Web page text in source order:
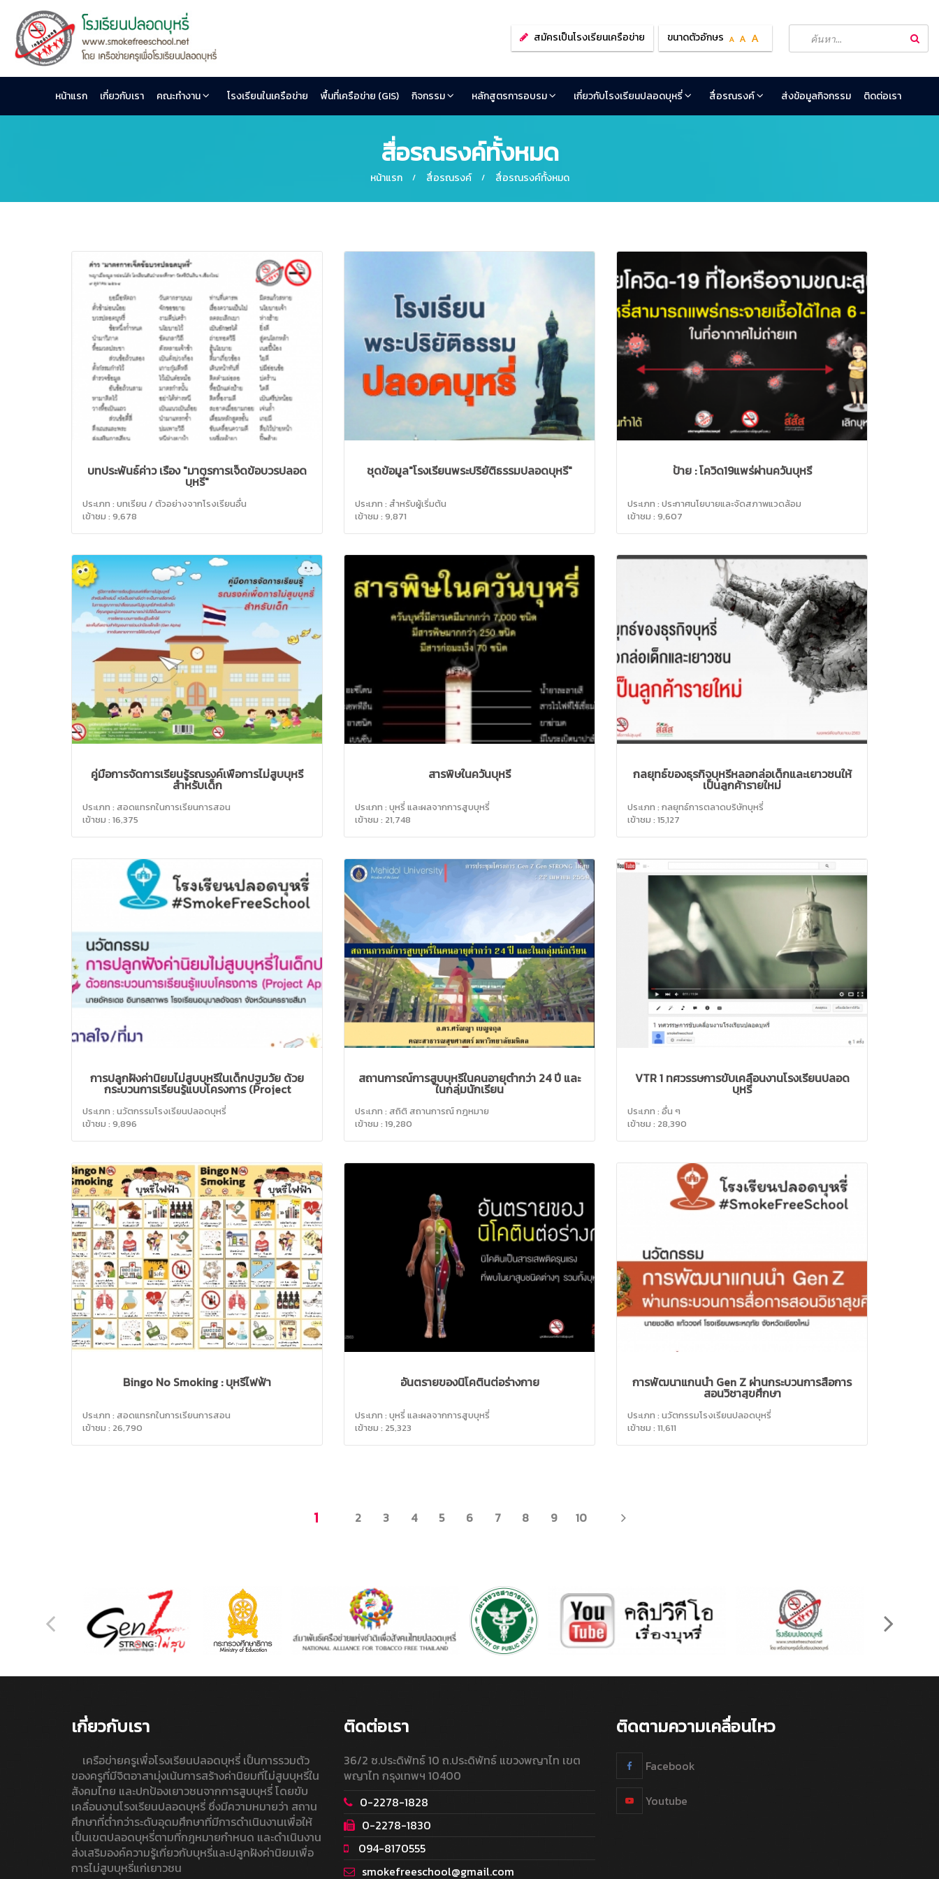
ขนาดตัวอักษร
สมัครเป็นโรงเรียนเครือข่าย
หน้าแรก เกี่ยวกับเรา คณะทำงาน โรงเรียนในเครือข่าย พื้นที่เครือข่าย (GIS) กิจกรรม หลักสูตรการอบรม เกี่ยวกับโรงเรียนปลอดบุหรี่ สื่อรณรงค์ ส่งข้อมูลกิจกรรม ติดต่อเรา
สื่อรณรงค์ทั้งหมด
หน้าแรก สื่อรณรงค์ สื่อรณรงค์ทั้งหมด
บทประพันธ์ค่าว เรื่อง "มาตรการเจ็ดข้อบวรปลอด
บุหรี่"
ประเภท : บทเรียน / ตัวอย่างจากโรงเรียนอื่น
เข้าชม : 9,678
ชุดข้อมูล"โรงเรียนพระปริยัติธรรมปลอดบุหรี่"
ประเภท : สำหรับผู้เริ่มต้น
เข้าชม : 9,871
ป้าย : โควิด19แพร่ผ่านควันบุหรี่
ประเภท : ประกาศนโยบายและจัดสภาพแวดล้อม
เข้าชม : 9,607
คู่มือการจัดการเรียนรู้รณรงค์เพื่อการไม่สูบบุหรี่
สำหรับเด็ก
ประเภท : สอดแทรกในการเรียนการสอน
เข้าชม : 16,375
สารพิษในควันบุหรี่
ประเภท : บุหรี่ และผลจากการสูบบุหรี่
เข้าชม : 21,748
กลยุทธ์ของธุรกิจบุหรี่หลอกล่อเด็กและเยาวชนให้
เป็นลูกค้ารายใหม่
ประเภท : กลยุทธ์การตลาดบริษัทบุหรี่
เข้าชม : 15,127
การปลูกฝังค่านิยมไม่สูบบุหรี่ในเด็กปฐมวัย ด้วย
กระบวนการเรียนรู้แบบโครงการ (Project
Approach)
ประเภท : นวัตกรรมโรงเรียนปลอดบุหรี่
เข้าชม : 9,896
สถานการณ์การสูบบุหรี่ในคนอายุต่ำกว่า 24 ปี และ
ในกลุ่มนักเรียน
ประเภท : สถิติ สถานการณ์ กฎหมาย
เข้าชม : 19,280
VTR 1 ทศวรรษการขับเคลื่อนงานโรงเรียนปลอด
บุหรี่
ประเภท : อื่น ๆ
เข้าชม : 28,390
Bingo No Smoking : บุหรี่ไฟฟ้า
ประเภท : สอดแทรกในการเรียนการสอน
เข้าชม : 26,790
อันตรายของนิโคตินต่อร่างกาย
ประเภท : บุหรี่ และผลจากการสูบบุหรี่
เข้าชม : 25,323
การพัฒนาแกนนำ Gen Z ผ่านกระบวนการสื่อการ
สอนวิชาสุขศึกษา
ประเภท : นวัตกรรมโรงเรียนปลอดบุหรี่
เข้าชม : 11,611
1 2 3 4 5 6 7 8 9 10 NEXT
เกี่ยวกับเรา
เครือข่ายครูเพื่อโรงเรียนปลอดบุหรี่ เป็นการรวมตัว
ของครูที่มีจิตอาสามุ่งเน้นการสร้างค่านิยมที่ไม่สูบบุหรี่ใน
สังคมไทย และปกป้องเยาวชนจากการสูบบุหรี่ โดยขับ
เคลื่อนงานโรงเรียนปลอดบุหรี่ ซึ่งมีความหมายว่า สถาน
ศึกษาที่ต่ำกว่าระดับอุดมศึกษาที่มีการดำเนินงานเพื่อให้
เป็นเขตปลอดบุหรี่ตามที่กฎหมายกำหนด และดำเนินงาน
ส่งเสริมองค์ความรู้เกี่ยวกับบุหรี่และปลูกฝังค่านิยมเพื่อ
การไม่สูบบุหรี่แก่เยาวชน
ติดต่อเรา
36/2 ซ.ประดิพัทธ์ 10 ถ.ประดิพัทธ์ แขวงพญาไท เขต
พญาไท กรุงเทพฯ 10400
0-2278-1828
0-2278-1830
094-8170555
smokefreeschool@gmail.com
ติดตามความเคลื่อนไหว
Facebook
Youtube